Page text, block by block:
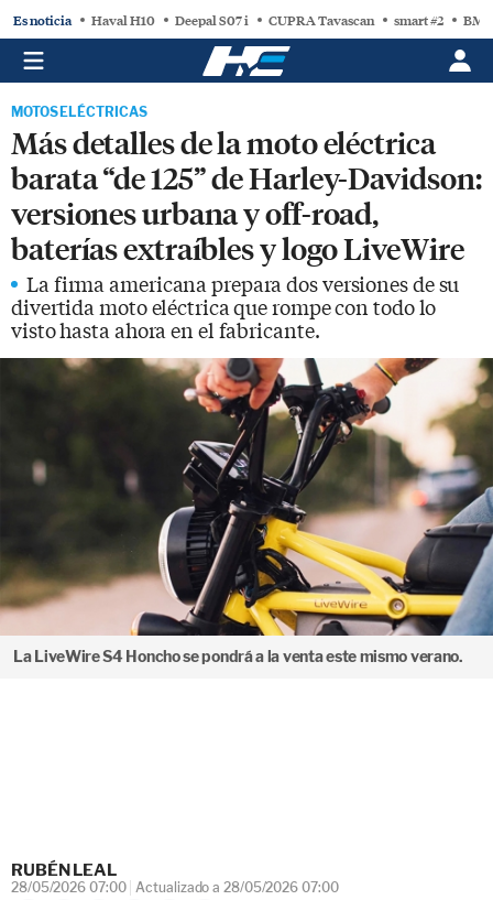
Es noticia Haval H10 Deepal S07 i CUPRA Tavascan smart #2
MOTOS ELÉCTRICAS
Más detalles de la moto eléctrica
barata “de 125” de Harley-Davidson:
versiones urbana y off-road,
baterías extraíbles y logo LiveWire
La firma americana prepara dos versiones de su
divertida moto eléctrica que rompe con todo lo
visto hasta ahora en el fabricante.
La LiveWire S4 Honcho se pondrá a la venta este mismo verano.
RUBÉN LEAL
28/05/2026 07:00 Actualizado a 28/05/2026 07:00